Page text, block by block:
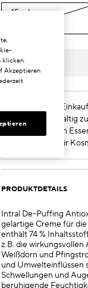
15 ml
Ab 160 €
eine sorgfältig
Auswahl an
Soleil Plaisir
PRODUKTDETAILS
Intral De-Puffing
gelartige Creme für
enthält 74 %
z.B. die
Weißdorn und
und Umwelteinflüssen
Schwellungen und
beruhigende
klicken.
Akzeptieren